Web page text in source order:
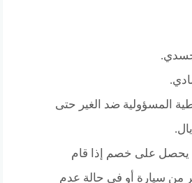
المسؤولية ضد الغير حتى
يحصل على خصم إذا قام
من سيارة أو في حالة عدم